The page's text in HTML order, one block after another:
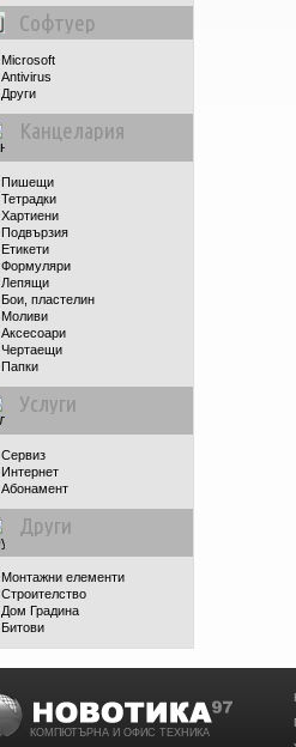
Софтуер
Microsoft
Antivirus
Други
Канцелария
Пишещи
Тетрадки
Хартиени
Подвързия
Етикети
Формуляри
Лепящи
Бои, пластелин
Моливи
Аксесоари
Чертаещи
Папки
Услуги
Сервиз
Интернет
Абонамент
Други
Монтажни елементи
Строителство
Дом Градина
Битови
КОМПЮТЪРНА И ОФИС ТЕХНИКА